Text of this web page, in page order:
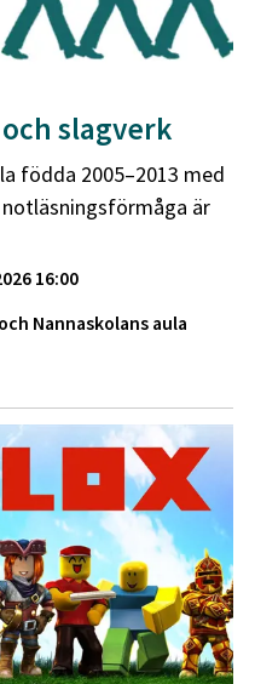
slagverk
födda 2005–2013 med
är
16:00
Nannaskolans aula